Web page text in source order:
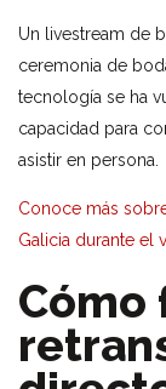
Un livestream de
ceremonia de
tecnología se ha
capacidad para
asistir en persona.
Conoce más
Galicia durante el
Cómo